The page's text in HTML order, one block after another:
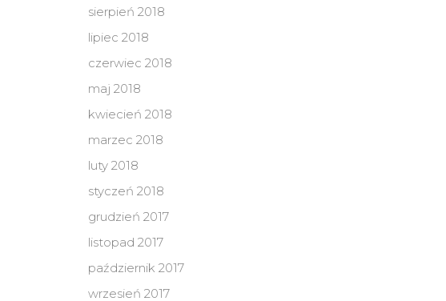
sierpień 2018
lipiec 2018
czerwiec 2018
maj 2018
kwiecień 2018
marzec 2018
luty 2018
styczeń 2018
grudzień 2017
listopad 2017
październik 2017
wrzesień 2017